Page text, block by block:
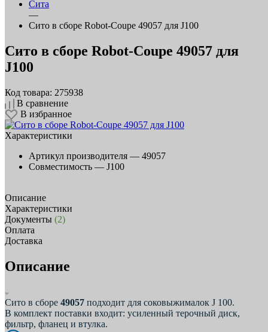
Сита
—
Сито в сборе Robot-Coupe 49057 для J100
Сито в сборе Robot-Coupe 49057 для
J100
Код товара: 275938
В сравнение
В избранное
Характеристики
Артикул производителя — 49057
Совместимость — J100
Описание
Характеристики
Документы (2)
Оплата
Доставка
Описание
Сито в сборе 49057 подходит для соковыжималок J 100.
В комплект поставки входит: усиленный терочный диск,
фильтр, фланец и втулка.